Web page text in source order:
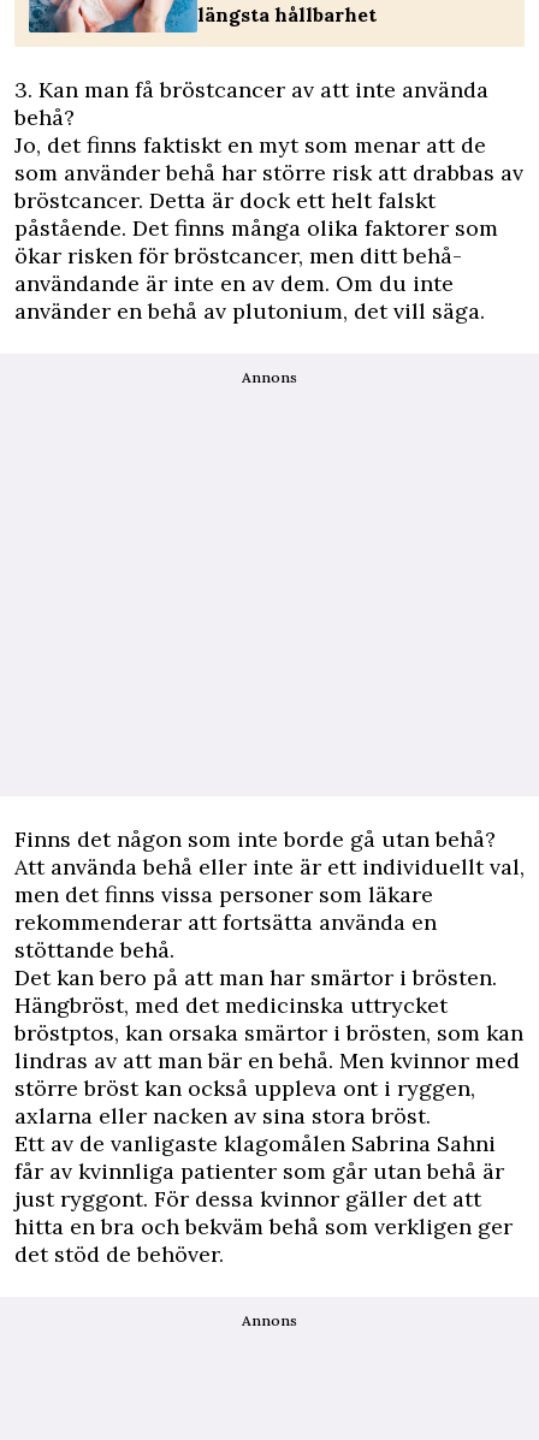
längsta hållbarhet
3. Kan man få bröstcancer av att inte använda
behå?
Jo, det finns faktiskt en myt som menar att de
som använder behå har större risk att drabbas av
bröstcancer. Detta är dock ett helt falskt
påstående. Det finns många olika faktorer som
ökar risken för bröstcancer, men ditt behå-
användande är inte en av dem. Om du inte
använder en behå av plutonium, det vill säga.
Annons
Finns det någon som inte borde gå utan behå?
Att använda behå eller inte är ett individuellt val,
men det finns vissa personer som läkare
rekommenderar att fortsätta använda en
stöttande behå.
Det kan bero på att man har smärtor i brösten.
Hängbröst, med det medicinska uttrycket
bröstptos, kan orsaka smärtor i brösten, som kan
lindras av att man bär en behå. Men kvinnor med
större bröst kan också uppleva ont i ryggen,
axlarna eller nacken av sina stora bröst.
Ett av de vanligaste klagomålen Sabrina Sahni
får av kvinnliga patienter som går utan behå är
just ryggont. För dessa kvinnor gäller det att
hitta en bra och bekväm behå som verkligen ger
det stöd de behöver.
Annons